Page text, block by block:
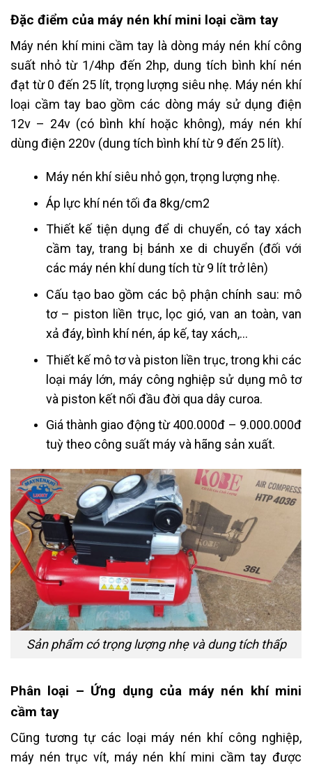
Đặc điểm của máy nén khí mini loại cầm tay
Máy nén khí mini cầm tay là dòng máy nén khí công
suất nhỏ từ 1/4hp đến 2hp, dung tích bình khí nén
đạt từ 0 đến 25 lít, trọng lượng siêu nhẹ. Máy nén khí
loại cầm tay bao gồm các dòng máy sử dụng điện
12v – 24v (có bình khí hoặc không), máy nén khí
dùng điện 220v (dung tích bình khí từ 9 đến 25 lít).
Máy nén khí siêu nhỏ gọn, trọng lượng nhẹ.
Áp lực khí nén tối đa 8kg/cm2
Thiết kế tiện dụng để di chuyển, có tay xách
cầm tay, trang bị bánh xe di chuyển (đối với
các máy nén khí dung tích từ 9 lít trở lên)
Cấu tạo bao gồm các bộ phận chính sau: mô
tơ – piston liền trục, lọc gió, van an toàn, van
xả đáy, bình khí nén, áp kế, tay xách,…
Thiết kế mô tơ và piston liền trục, trong khi các
loại máy lớn, máy công nghiệp sử dụng mô tơ
và piston kết nối đầu đời qua dây curoa.
Giá thành giao động từ 400.000đ – 9.000.000đ
tuỳ theo công suất máy và hãng sản xuất.
Sản phẩm có trọng lượng nhẹ và dung tích thấp
Phân loại – Ứng dụng của máy nén khí mini
cầm tay
Cũng tương tự các loại máy nén khí công nghiệp,
máy nén trục vít, máy nén khí mini cầm tay được